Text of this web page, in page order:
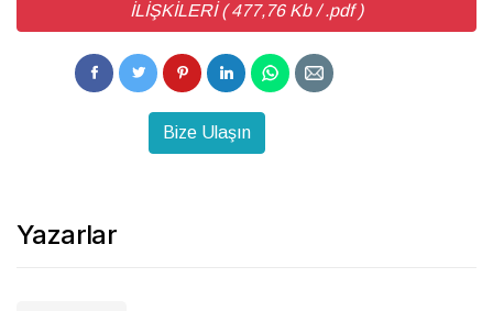
İLİŞKİLERİ ( 477,76 Kb / .pdf )
Bize Ulaşın
Yazarlar